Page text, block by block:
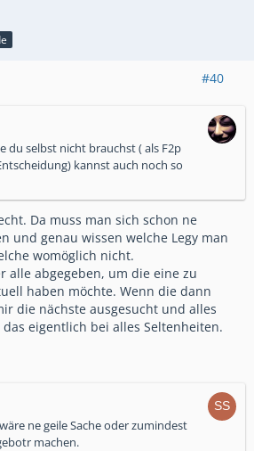
#40
du selbst nicht brauchst ( als F2p
kannst auch noch so
Da muss man sich schon ne
und genau wissen welche Legy man
womöglich nicht.
alle abgegeben, um die eine zu
haben möchte. Wenn die dann
die nächste ausgesucht und alles
eigentlich bei alles Seltenheiten.
ne geile Sache oder zumindest
machen.